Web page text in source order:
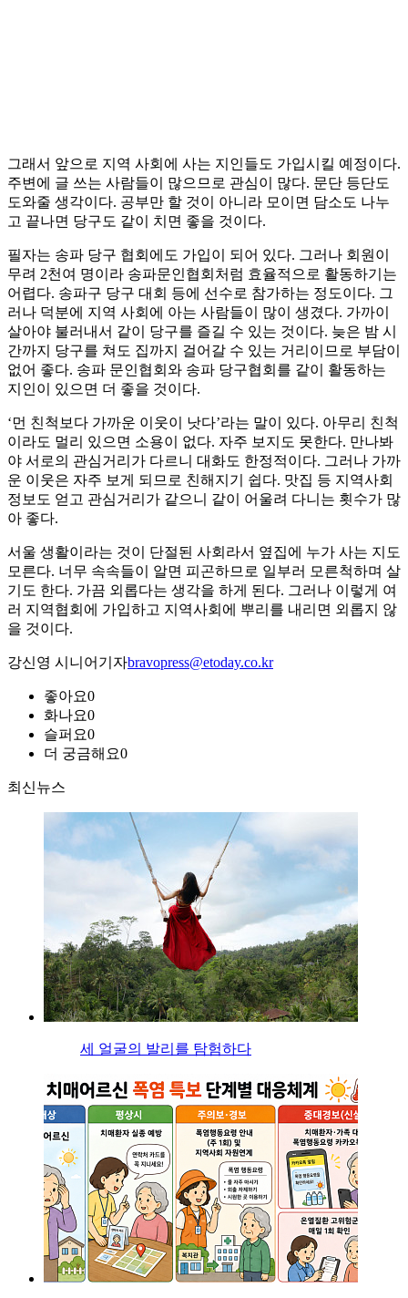
그래서 앞으로 지역 사회에 사는 지인들도 가입시킬 예정이다.
주변에 글 쓰는 사람들이 많으므로 관심이 많다. 문단 등단도
도와줄 생각이다. 공부만 할 것이 아니라 모이면 담소도 나누
고 끝나면 당구도 같이 치면 좋을 것이다.
필자는 송파 당구 협회에도 가입이 되어 있다. 그러나 회원이
무려 2천여 명이라 송파문인협회처럼 효율적으로 활동하기는
어렵다. 송파구 당구 대회 등에 선수로 참가하는 정도이다. 그
러나 덕분에 지역 사회에 아는 사람들이 많이 생겼다. 가까이
살아야 불러내서 같이 당구를 즐길 수 있는 것이다. 늦은 밤 시
간까지 당구를 쳐도 집까지 걸어갈 수 있는 거리이므로 부담이
없어 좋다. 송파 문인협회와 송파 당구협회를 같이 활동하는
지인이 있으면 더 좋을 것이다.
‘먼 친척보다 가까운 이웃이 낫다’라는 말이 있다. 아무리 친척
이라도 멀리 있으면 소용이 없다. 자주 보지도 못한다. 만나봐
야 서로의 관심거리가 다르니 대화도 한정적이다. 그러나 가까
운 이웃은 자주 보게 되므로 친해지기 쉽다. 맛집 등 지역사회
정보도 얻고 관심거리가 같으니 같이 어울려 다니는 횟수가 많
아 좋다.
서울 생활이라는 것이 단절된 사회라서 옆집에 누가 사는 지도
모른다. 너무 속속들이 알면 피곤하므로 일부러 모른척하며 살
기도 한다. 가끔 외롭다는 생각을 하게 된다. 그러나 이렇게 여
러 지역협회에 가입하고 지역사회에 뿌리를 내리면 외롭지 않
을 것이다.
강신영 시니어기자bravopress@etoday.co.kr
좋아요0
화나요0
슬퍼요0
더 궁금해요0
최신뉴스
세 얼굴의 발리를 탐험하다